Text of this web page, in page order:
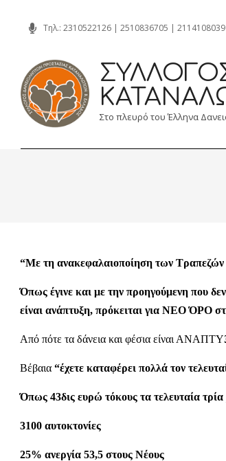
content
Τηλ.: 2310522126 | 2510836705 | 2114108039
Στο πλευρό του Έλληνα
“Με τη ανακεφαλαιοποίηση των Τραπεζών
Όπως έγινε και με την προηγούμενη που
είναι ανάπτυξη, πρόκειται για ΝΕΟ ΌΡΟ
Από πότε τα δάνεια και φέσια είναι
Βέβαια “έχετε καταφέρει πολλά τον
Όπως 43δις ευρώ τόκους τα τελευταία τρία
3100 αυτοκτονίες
25% ανεργία 53,5 στους Νέους